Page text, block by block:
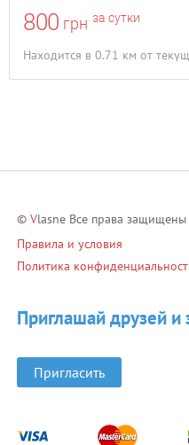
800 грн за сутки
© Vlasne Все права защищены
Правила и условия
Политика
Приглашай друзей и
Пригласить